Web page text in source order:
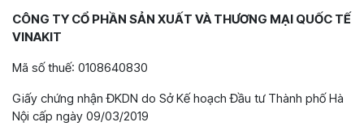
CÔNG TY CỔ PHẦN SẢN XUẤT VÀ THƯƠNG MẠI QUỐC TẾ
VINAKIT
Mã số thuế: 0108640830
Giấy chứng nhận ĐKDN do Sở Kế hoạch Đầu tư Thành phố Hà
Nội cấp ngày 09/03/2019